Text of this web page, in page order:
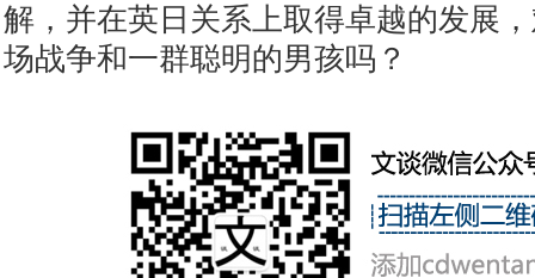
解，并在英日关系上取得卓越的发展
场战争和一群聪明的男孩吗？